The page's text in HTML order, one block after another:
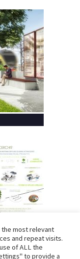
most relevant
and repeat visits.
of ALL the
to provide a